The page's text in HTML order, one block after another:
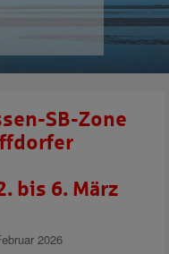
SB-Zone
bis 6. März
2026